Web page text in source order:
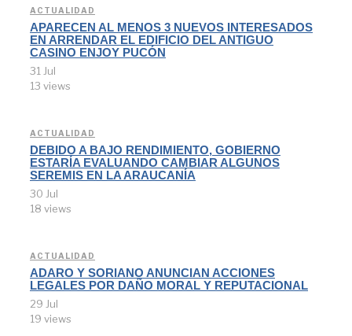
ACTUALIDAD
APARECEN AL MENOS 3 NUEVOS INTERESADOS
EN ARRENDAR EL EDIFICIO DEL ANTIGUO
CASINO ENJOY PUCÓN
31 Jul
13 views
ACTUALIDAD
DEBIDO A BAJO RENDIMIENTO, GOBIERNO
ESTARÍA EVALUANDO CAMBIAR ALGUNOS
SEREMIS EN LA ARAUCANÍA
30 Jul
18 views
ACTUALIDAD
ADARO Y SORIANO ANUNCIAN ACCIONES
LEGALES POR DAÑO MORAL Y REPUTACIONAL
29 Jul
19 views